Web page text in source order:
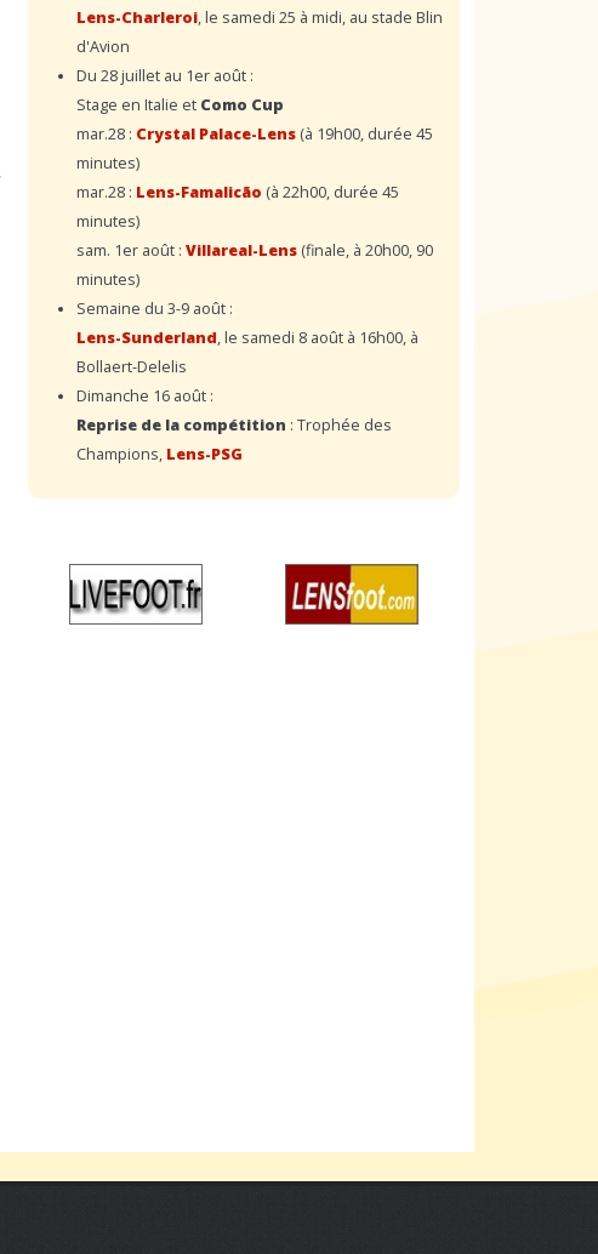
Lens-Charleroi, le samedi 25 à midi, au stade Blin
d'Avion
Du 28 juillet au 1er août :
Stage en Italie et Como Cup
mar.28 : Crystal Palace-Lens (à 19h00, durée 45
minutes)
mar.28 : Lens-Famalicão (à 22h00, durée 45
minutes)
sam. 1er août : Villareal-Lens (finale, à 20h00, 90
minutes)
Semaine du 3-9 août :
Lens-Sunderland, le samedi 8 août à 16h00, à
Bollaert-Delelis
Dimanche 16 août :
Reprise de la compétition : Trophée des
Champions, Lens-PSG